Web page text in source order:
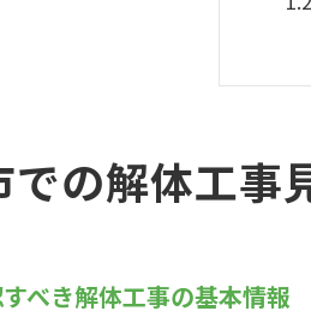
解
での解体工事
べき解体工事の基本情報